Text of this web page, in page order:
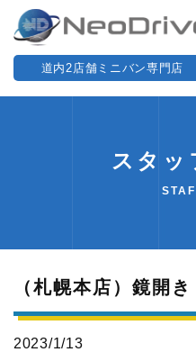
道内2店舗ミニバン専門店
スタッ
（札幌本店）鏡開き
2023/1/13